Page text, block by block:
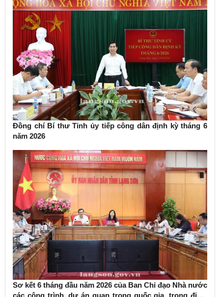
Đồng chí Bí thư Tỉnh ủy tiếp công dân định kỳ tháng 6
năm 2026
Sơ kết 6 tháng đầu năm 2026 của Ban Chỉ đạo Nhà nước